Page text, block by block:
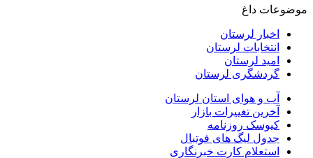
موضوعات داغ
اخبار لرستان
انتخابات لرستان
امید لرستان
گردشگری لرستان
آب و هوای استان لرستان
آخرین تغییرات بازار
کیوسک روزنامه
جدول لیگ های فوتبال
استعلام کارت خبرنگاری